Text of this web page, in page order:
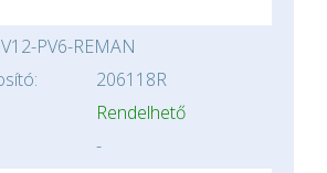
PV6-REMAN
206118R
Rendelhető
-